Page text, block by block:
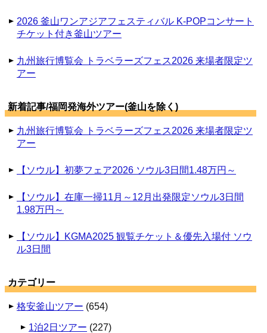
2026 釜山ワンアジアフェスティバル K-POPコンサート
チケット付き釜山ツアー
九州旅行博覧会 トラベラーズフェス2026 来場者限定ツ
アー
新着記事/福岡発海外ツアー(釜山を除く)
九州旅行博覧会 トラベラーズフェス2026 来場者限定ツ
アー
【ソウル】初夢フェア2026 ソウル3日間1.48万円～
【ソウル】在庫一掃11月～12月出発限定ソウル3日間
1.98万円～
【ソウル】KGMA2025 観覧チケット＆優先入場付 ソウ
ル3日間
カテゴリー
格安釜山ツアー (654)
1泊2日ツアー (227)